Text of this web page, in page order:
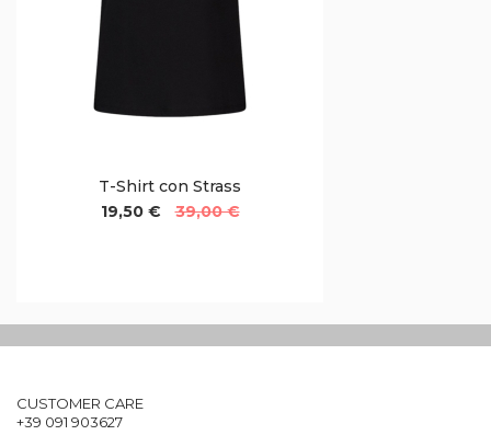
T-Shirt con Strass
19,50 €
39,00 €
CUSTOMER CARE
+39 091 903627